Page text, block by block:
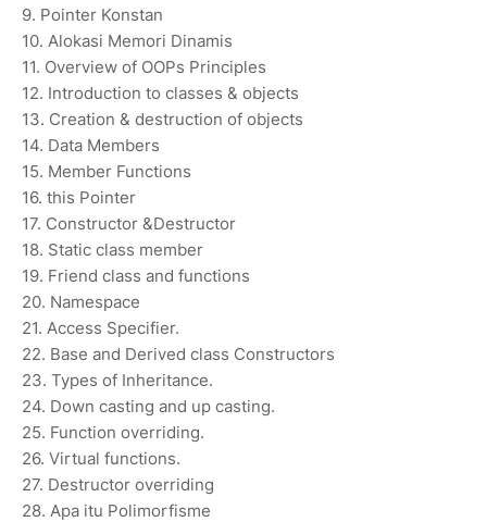
9. Pointer Konstan
10. Alokasi Memori Dinamis
11. Overview of OOPs Principles
12. Introduction to classes & objects
13. Creation & destruction of objects
14. Data Members
15. Member Functions
16. this Pointer
17. Constructor &Destructor
18. Static class member
19. Friend class and functions
20. Namespace
21. Access Specifier.
22. Base and Derived class Constructors
23. Types of Inheritance.
24. Down casting and up casting.
25. Function overriding.
26. Virtual functions.
27. Destructor overriding
28. Apa itu Polimorfisme